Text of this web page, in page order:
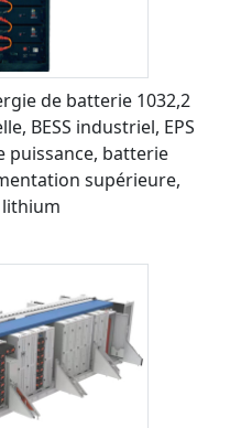
de batterie 1032,2
BESS industriel, EPS
puissance, batterie
supérieure,